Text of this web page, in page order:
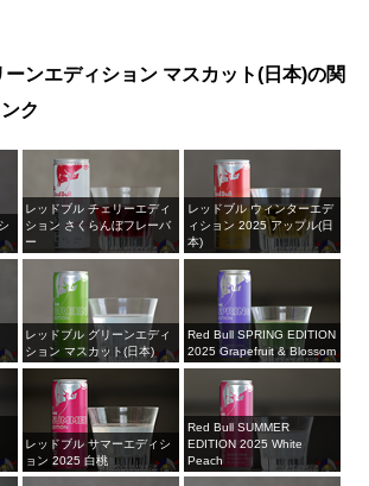
ーンエディション マスカット(日本)の関
ク
レッドブル チェリーエディ
ション さくらんぼフレーバ
ー
レッドブル ウィンターエデ
ィション 2025 アップル(日
本)
レッドブル グリーンエディ
ション マスカット(日本)
Red Bull SPRING EDITION
2025 Grapefruit & Blossom
レッドブル サマーエディシ
ョン 2025 白桃
Red Bull SUMMER
EDITION 2025 White
Peach